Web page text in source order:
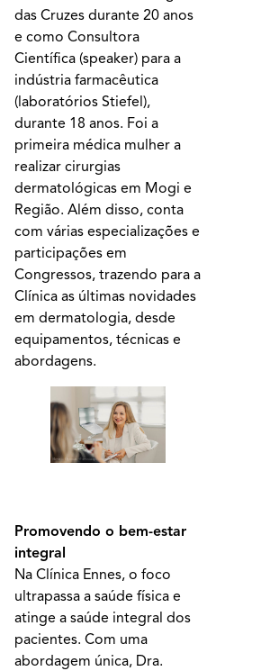
das Cruzes durante 20 anos
e como Consultora
Científica (speaker) para a
indústria farmacêutica
(laboratórios Stiefel),
durante 18 anos. Foi a
primeira médica mulher a
realizar cirurgias
dermatológicas em Mogi e
Região. Além disso, conta
com várias especializações e
participações em
Congressos, trazendo para a
Clínica as últimas novidades
em dermatologia, desde
equipamentos, técnicas e
abordagens.
Promovendo o bem-estar
integral
Na Clínica Ennes, o foco
ultrapassa a saúde física e
atinge a saúde integral dos
pacientes. Com uma
abordagem única, Dra.